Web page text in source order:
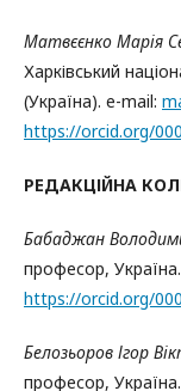
Матвєєнко Марія
Харківський
(Україна). e-mail:
https://orcid.org/
РЕДАКЦІЙНА
Бабаджан
професор,
https://orcid.org/
Белозьоров Ігор
професор,